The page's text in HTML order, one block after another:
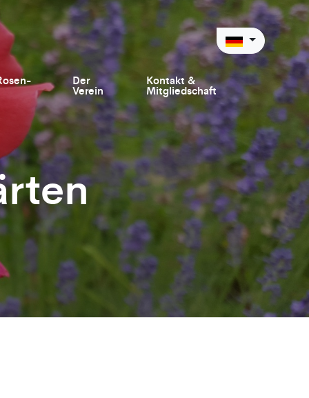
Der
Verein
Kontakt &
Mitgliedschaft